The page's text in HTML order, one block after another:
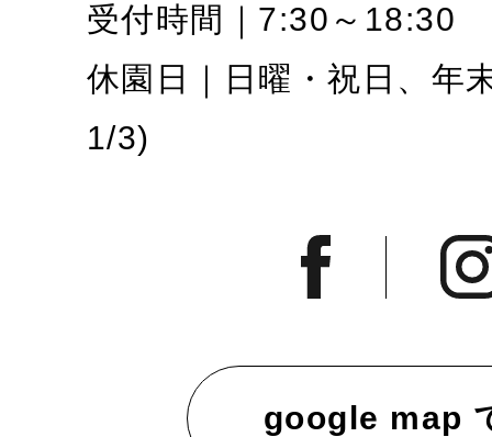
受付時間｜7:30～18:30
休園日｜日曜・祝日、年
1/3)
google map